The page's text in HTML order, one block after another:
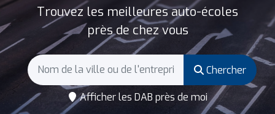
Trouvez les meilleures auto-écoles
près de chez vous
Chercher
Afficher les DAB près de moi